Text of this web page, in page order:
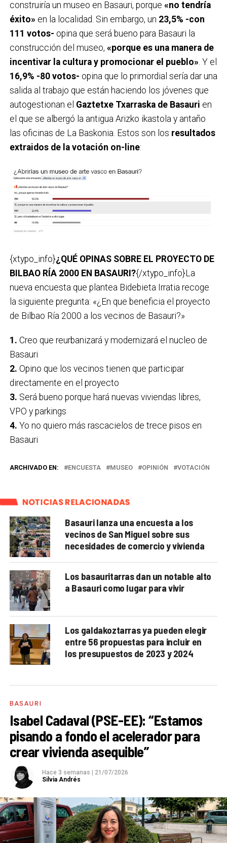
construiría un museo en Basauri, porque «no tendría
éxito» en la localidad. Sin embargo, un 23,5% -con
111 votos- opina que será bueno para Basauri la
construcción del museo, «porque es una manera de
incentivar la cultura y promocionar el pueblo» . Y el
16,9% -80 votos- opina que lo primordial sería dar una
salida al trabajo que están haciendo los jóvenes que
autogestionan el Gaztetxe Txarraska de Basauri en
el que se albergó la antigua Arizko ikastola y antaño
las oficinas de La Baskonia. Estos son los resultados
extraidos de la votación on-line:
{xtypo_info}¿QUÉ OPINAS SOBRE EL PROYECTO DE
BILBAO RÍA 2000 EN BASAURI?{/xtypo_info}La
nueva encuesta que plantea Bidebieta Irratia recoge
la siguiente pregunta: «¿En que beneficia el proyecto
de Bilbao Ría 2000 a los vecinos de Basauri?»
1. Creo que reurbanizará y modernizará el nucleo de
Basauri
2. Opino que los vecinos tienen que participar
directamente en el proyecto
3. Será bueno porque hará nuevas viviendas libres,
VPO y parkings
4. Yo no quiero más rascacielos de trece pisos en
Basauri
ARCHIVADO EN: ENCUESTA MUSEO OPINIÓN VOTACIÓN
NOTICIAS RELACIONADAS
Basauri lanza una encuesta a los
vecinos de San Miguel sobre sus
necesidades de comercio y vivienda
Los basauritarras dan un notable alto
a Basauri como lugar para vivir
Los galdakoztarras ya pueden elegir
entre 56 propuestas para incluir en
los presupuestos de 2023 y 2024
BASAURI
Isabel Cadaval (PSE-EE): “Estamos
pisando a fondo el acelerador para
crear vivienda asequible”
Hace 3 semanas
21/07/2026
Silvia Andrés